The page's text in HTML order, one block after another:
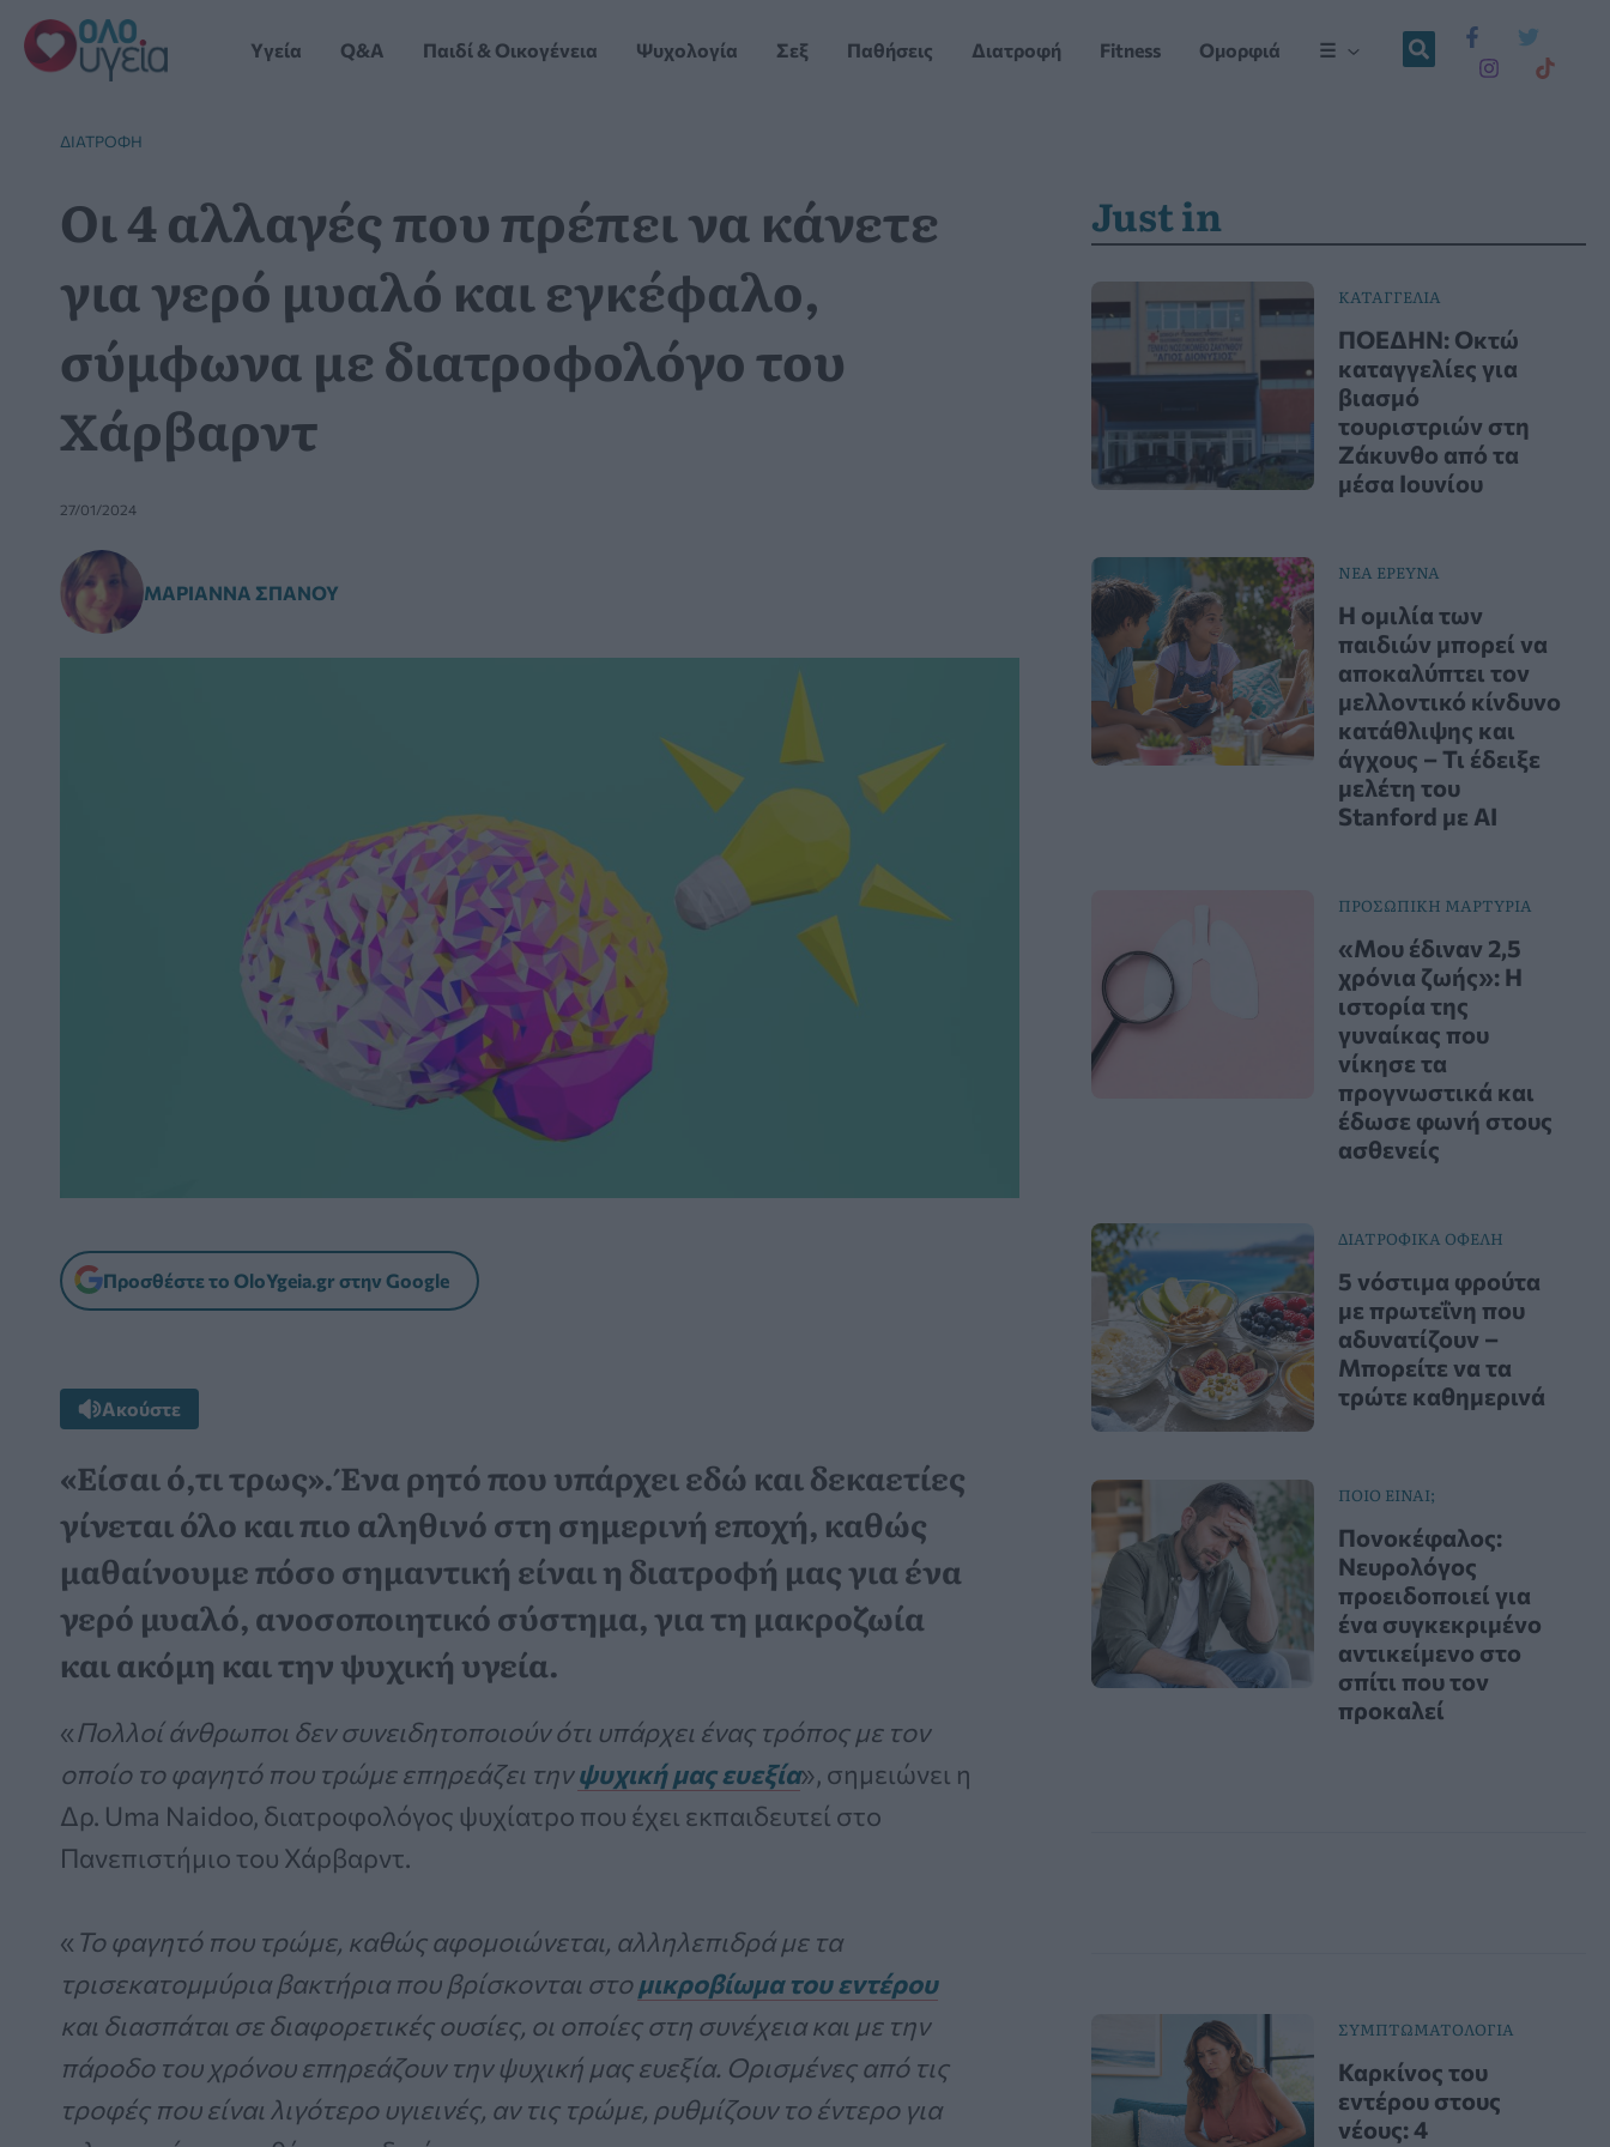
Μετάβαση
στο
περιεχόμενο
Yγεία Q&A Παιδί & Οικογένεια Ψυχολογία Σεξ Παθήσεις Διατροφή Fitness Ομορφιά ☰
ΔΙΑΤΡΟΦΉ
Οι 4 αλλαγές που πρέπει να κάνετε
για γερό μυαλό και εγκέφαλο,
σύμφωνα με διατροφολόγο του
Χάρβαρντ
27/01/2024
ΜΑΡΙΆΝΝΑ ΣΠΑΝΟΎ
Προσθέστε το OloYgeia.gr στην Google
Ακούστε
«Είσαι ό,τι τρως». Ένα ρητό που υπάρχει εδώ και δεκαετίες
γίνεται όλο και πιο αληθινό στη σημερινή εποχή, καθώς
μαθαίνουμε πόσο σημαντική είναι η διατροφή μας για ένα
γερό μυαλό, ανοσοποιητικό σύστημα, για τη μακροζωία
και ακόμη και την ψυχική υγεία.
«Πολλοί άνθρωποι δεν συνειδητοποιούν ότι υπάρχει ένας τρόπος με τον
οποίο το φαγητό που τρώμε επηρεάζει τηνψυχική μας ευεξία», σημειώνει η
Δρ. Uma Naidoo, διατροφολόγος ψυχίατρο που έχει εκπαιδευτεί στο
Πανεπιστήμιο του Χάρβαρντ.
« Το φαγητό που τρώμε, καθώς αφομοιώνεται, αλληλεπιδρά με τα
τρισεκατομμύρια βακτήρια που βρίσκονται στομικροβίωμα του εντέρου
και διασπάται σε διαφορετικές ουσίες, οι οποίες στη συνέχεια και με την
πάροδο του χρόνου επηρεάζουν την ψυχική μας ευεξία. Ορισμένες από τις
τροφές που είναι λιγότερο υγιεινές, αν τις τρώμε, ρυθμίζουν το έντερο για
Just in
ΚΑΤΑΓΓΕΛΙΑ
ΠΟΕΔΗΝ: Οκτώ
καταγγελίες για
βιασμό
τουριστριών στη
Ζάκυνθο από τα
μέσα Ιουνίου
ΝΕΑ ΕΡΕΥΝΑ
Η ομιλία των
παιδιών μπορεί να
αποκαλύπτει τον
μελλοντικό κίνδυνο
κατάθλιψης και
άγχους – Τι έδειξε
μελέτη του
Stanford με AI
ΠΡΟΣΩΠΙΚΗ ΜΑΡΤΥΡΙΑ
«Μου έδιναν 2,5
χρόνια ζωής»: Η
ιστορία της
γυναίκας που
νίκησε τα
προγνωστικά και
έδωσε φωνή στους
ασθενείς
ΔΙΑΤΡΟΦΙΚΑ ΟΦΕΛΗ
5 νόστιμα φρούτα
με πρωτεΐνη που
αδυνατίζουν –
Μπορείτε να τα
τρώτε καθημερινά
ΠΟΙΟ ΕΙΝΑΙ;
Πονοκέφαλος:
Νευρολόγος
προειδοποιεί για
ένα συγκεκριμένο
αντικείμενο στο
σπίτι που τον
προκαλεί
ΣΥΜΠΤΩΜΑΤΟΛΟΓΙΑ
Καρκίνος του
εντέρου στους
νέους: 4